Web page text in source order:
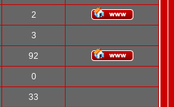
2
3
92
0
33